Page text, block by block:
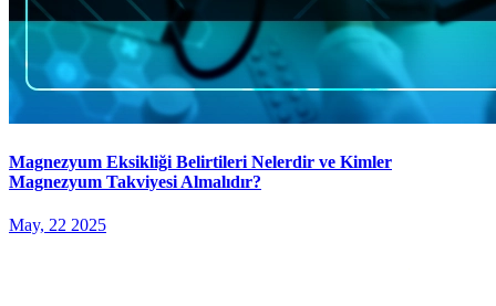
Magnezyum Eksikliği Belirtileri Nelerdir ve Kimler
Magnezyum Takviyesi Almalıdır?
May, 22 2025